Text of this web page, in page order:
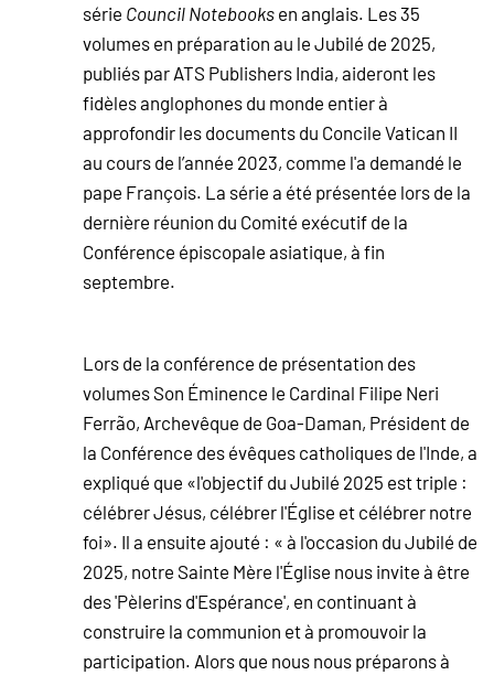
série Council Notebooksen anglais. Les 35
volumes en préparation au le Jubilé de 2025,
publiés par ATS Publishers India, aideront les
fidèles anglophones du monde entier à
approfondir les documents du Concile Vatican II
au cours de l’année 2023, comme l'a demandé le
pape François. La série a été présentée lors de la
dernière réunion du Comité exécutif de la
Conférence épiscopale asiatique, à fin
septembre.
Lors de la conférence de présentation des
volumes Son Éminence le Cardinal Filipe Neri
Ferrão, Archevêque de Goa-Daman, Président de
la Conférence des évêques catholiques de l'Inde, a
expliqué que «l'objectif du Jubilé 2025 est triple :
célébrer Jésus, célébrer l'Église et célébrer notre
foi». Il a ensuite ajouté : « à l'occasion du Jubilé de
2025, notre Sainte Mère l'Église nous invite à être
des 'Pèlerins d'Espérance', en continuant à
construire la communion et à promouvoir la
participation. Alors que nous nous préparons à